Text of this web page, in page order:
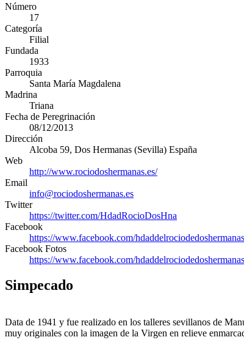
Número
17
Categoría
Filial
Fundada
1933
Parroquia
Santa María Magdalena
Madrina
Triana
Fecha de Peregrinación
08/12/2013
Dirección
Alcoba 59, Dos Hermanas (Sevilla) España
Web
http://www.rociodoshermanas.es/
Email
info@rociodoshermanas.es
Twitter
https://twitter.com/HdadRocioDosHna
Facebook
https://www.facebook.com/
Facebook Fotos
https://www.facebook.com/
Simpecado
Data de 1941 y fue realizado en los talleres sevillanos de
muy originales con la imagen de la Virgen en relieve